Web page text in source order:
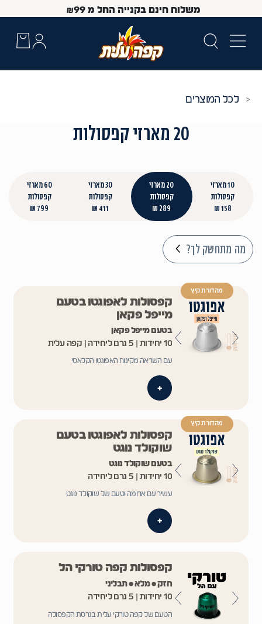
משלוח חינם בקנייה החל מ ₪99
Up and Down arrow keys to navigate search results.
כל המוצרים
20 מארזי קפסולות
10 מארזי
קפסולות
158 ₪
20 מארזי
קפסולות
289 ₪
30 מארזי
קפסולות
411 ₪
60 מארזי
קפסולות
799 ₪
מה מתחשק לך?
מהדורת קיץ
קפסולות לאפוגטו בטעם
מייפל פקאן
בטעם מייפל פקאן
10 יחידות | 5 גרם ליחידה | קפה עלית
עם השראה מקינוח האפוגטו הקלאסי
+
מהדורת קיץ
קפסולות לאפוגטו בטעם
שוקולד נוגט
בטעם שוקולד נוגט
10 יחידות | 5 גרם ליחידה
עשיר עם ארומה וטעם של שוקולד נוגט
+
קפסולות קפה טורקי הל
חזק • מלא • תבליני
10 יחידות | 5 גרם ליחידה
הטעם של קפה טורקי עלית בגרסת הקפסולה